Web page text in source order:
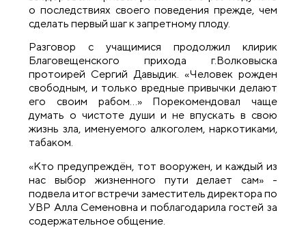
о последствиях своего поведения прежде, чем
сделать первый шаг к запретному плоду.
Разговор с учащимися продолжил клирик
Благовещенского прихода г.Волковыска
протоирей Сергий Давыдик. «Человек рожден
свободным, и только вредные привычки делают
его своим рабом…» Порекомендовал чаще
думать о чистоте души и не впускать в свою
жизнь зла, именуемого алкоголем, наркотиками,
табаком.
«Кто предупреждён, тот вооружен, и каждый из
нас выбор жизненного пути делает сам» -
подвела итог встречи заместитель директора по
УВР Алла Семеновна и поблагодарила гостей за
содержательное общение.